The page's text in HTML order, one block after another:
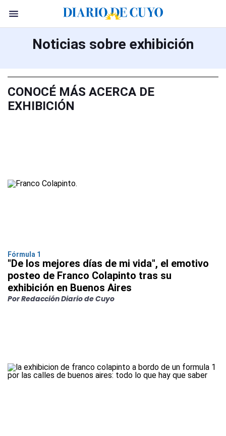
Noticias sobre exhibición
CONOCÉ MÁS ACERCA DE
EXHIBICIÓN
Fórmula 1
"De los mejores días de mi vida", el emotivo
posteo de Franco Colapinto tras su
exhibición en Buenos Aires
Por Redacción Diario de Cuyo